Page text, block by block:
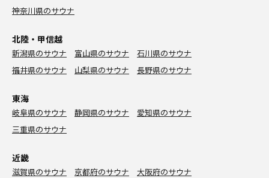
神奈川県のサウナ
北陸・甲信越
新潟県のサウナ 富山県のサウナ
石川県のサウナ
福井県のサウナ
山梨県のサウナ 長野県のサウナ
東海
岐阜県のサウナ 静岡県のサウナ
愛知県のサウナ
三重県のサウナ
近畿
滋賀県のサウナ 京都府のサウナ
大阪府のサウナ